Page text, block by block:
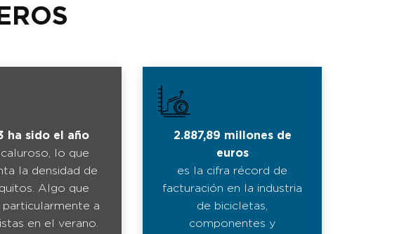
ha sido el año
lo que
la densidad de
Algo que
a
en el verano.
2.887,89 millones de
euros
es la cifra récord de
facturación en la industria
de bicicletas,
componentes y